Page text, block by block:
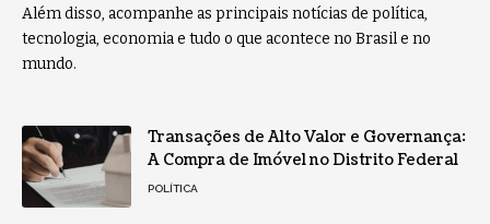
Além disso, acompanhe as principais notícias de política,
tecnologia, economia e tudo o que acontece no Brasil e no
mundo.
Transações de Alto Valor e Governança:
A Compra de Imóvel no Distrito Federal
POLÍTICA